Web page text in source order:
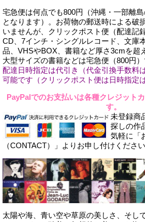
宅急便は何点でも800円（沖縄・一部離
となります）。お荷物の郵送時による破
いませんが、クリックポスト便（配達記
CD、7インチ・シングルレコード、文庫
品、VHSやBOX、書籍など厚さ3cmを超
大型サイズの書籍などは宅急便（800円）
配達日時指定は代引き（代金引換手数料
可能です（クリックポスト便は日時指定
PayPalでのお支払いは各種クレジット
す。
未登録商
探しの作
気軽に「
（CONTACT）」よりお申し付けくださ
太陽や海、青い空や草原の美しさ、そし